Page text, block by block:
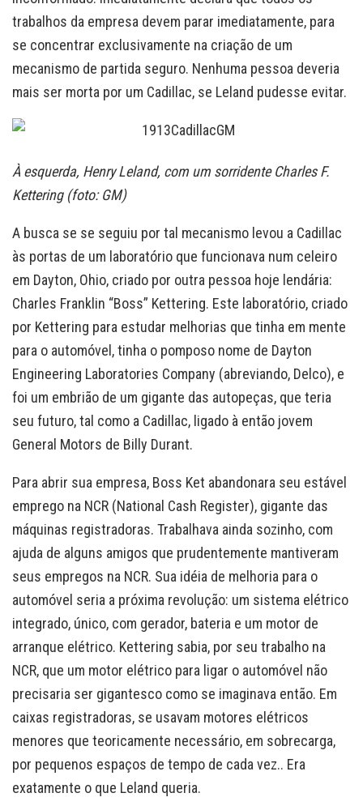
trabalhos da empresa devem parar imediatamente, para
se concentrar exclusivamente na criação de um
mecanismo de partida seguro. Nenhuma pessoa deveria
mais ser morta por um Cadillac, se Leland pudesse evitar.
À esquerda, Henry Leland, com um sorridente Charles F.
Kettering (foto: GM)
A busca se se seguiu por tal mecanismo levou a Cadillac
às portas de um laboratório que funcionava num celeiro
em Dayton, Ohio, criado por outra pessoa hoje lendária:
Charles Franklin “Boss” Kettering. Este laboratório, criado
por Kettering para estudar melhorias que tinha em mente
para o automóvel, tinha o pomposo nome de Dayton
Engineering Laboratories Company (abreviando, Delco), e
foi um embrião de um gigante das autopeças, que teria
seu futuro, tal como a Cadillac, ligado à então jovem
General Motors de Billy Durant.
Para abrir sua empresa, Boss Ket abandonara seu estável
emprego na NCR (National Cash Register), gigante das
máquinas registradoras. Trabalhava ainda sozinho, com
ajuda de alguns amigos que prudentemente mantiveram
seus empregos na NCR. Sua idéia de melhoria para o
automóvel seria a próxima revolução: um sistema elétrico
integrado, único, com gerador, bateria e um motor de
arranque elétrico. Kettering sabia, por seu trabalho na
NCR, que um motor elétrico para ligar o automóvel não
precisaria ser gigantesco como se imaginava então. Em
caixas registradoras, se usavam motores elétricos
menores que teoricamente necessário, em sobrecarga,
por pequenos espaços de tempo de cada vez.. Era
exatamente o que Leland queria.